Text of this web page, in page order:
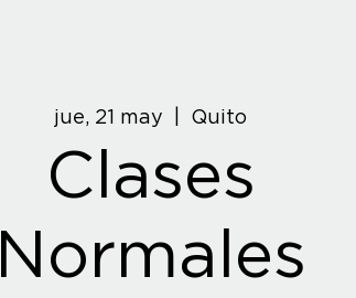
jue, 21 may Quito
Clases
Normales